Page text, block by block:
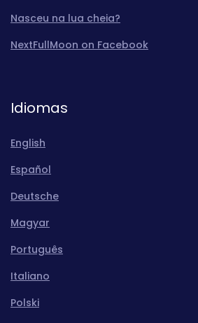
Nasceu na lua cheia?
NextFullMoon on Facebook
Idiomas
English
Español
Deutsche
Magyar
Português
Italiano
Polski